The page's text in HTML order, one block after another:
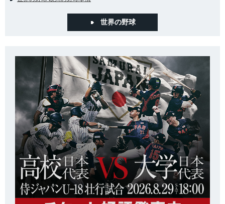
世界の野球